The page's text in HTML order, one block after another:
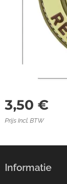
3,50 €
Prijs Incl. BTW
Informatie